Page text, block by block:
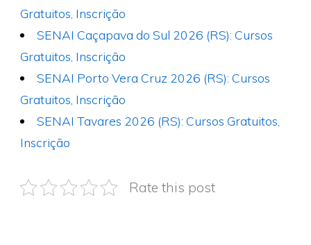
Gratuitos, Inscrição
SENAI Caçapava do Sul 2026 (RS): Cursos
Gratuitos, Inscrição
SENAI Porto Vera Cruz 2026 (RS): Cursos
Gratuitos, Inscrição
SENAI Tavares 2026 (RS): Cursos Gratuitos,
Inscrição
Rate this post